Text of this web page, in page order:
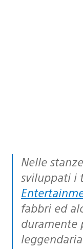
Nelle stanze segrete in cui vengono
sviluppati i
fabbri ed
duramente